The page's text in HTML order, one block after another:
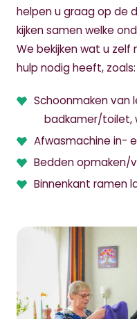
helpen u graag op de
kijken samen welke
We bekijken wat u zelf
hulp nodig heeft, zoals:
Schoonmaken van
badkamer/toilet,
Afwasmachine in-
Bedden opmaken/
Binnenkant ramen